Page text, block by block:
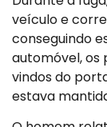
veículo e
conseguindo
automóvel, os
vindos do
estava